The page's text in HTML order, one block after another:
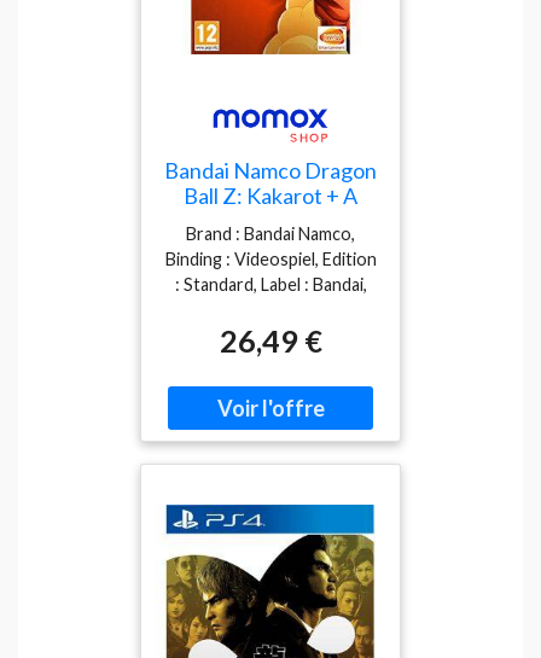
Bandai Namco Dragon
Ball Z: Kakarot + A
New Power Awakens
Set Nsw
Brand : Bandai Namco,
Binding : Videospiel, Edition
: Standard, Label : Bandai,
NumberOfDiscs : 1,
PackageQuantity : 1,
medium : Videospiel,
releaseDate : 2021-09-22
26,49 €